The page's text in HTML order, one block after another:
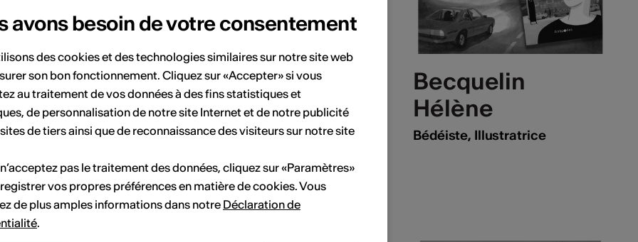
photographie,
Musique, musique
musique classique,
du monde,
culturel
Bataillard
Marianne
Peintre, Illustratrice
Becquelin
Hélène
Bédéiste, Illustratrice
avons besoin de votre consentement
des cookies et des technologies similaires sur notre site web
son bon fonctionnement. Cliquez sur «Accepter» si vous
au traitement de vos données à des fins statistiques et
de personnalisation de notre site Internet et de notre publicité
de tiers ainsi que de reconnaissance des visiteurs sur notre site
pas le traitement des données, cliquez sur «Paramètres»
vos propres préférences en matière de cookies. Vous
de plus amples informations dans notre Déclaration de
.